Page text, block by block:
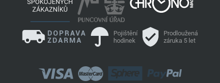
Pojištění
hodinek
Prodloužená
záruka 5 let